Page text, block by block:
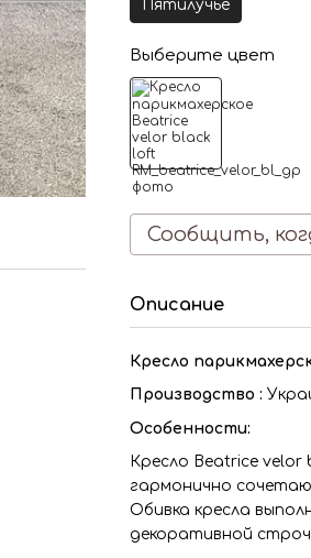
Пятилучье
Выберите цвет
Сообщить,
Описание
Кресло
Производство :
Особенности:
Кресло Beatrice velor
гармонично
Обивка кресла
декоративной